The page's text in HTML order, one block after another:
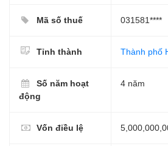
Mã số thuế 031581****
Tỉnh thành Thành phố
Số năm hoạt
động
4 năm
Vốn điều lệ